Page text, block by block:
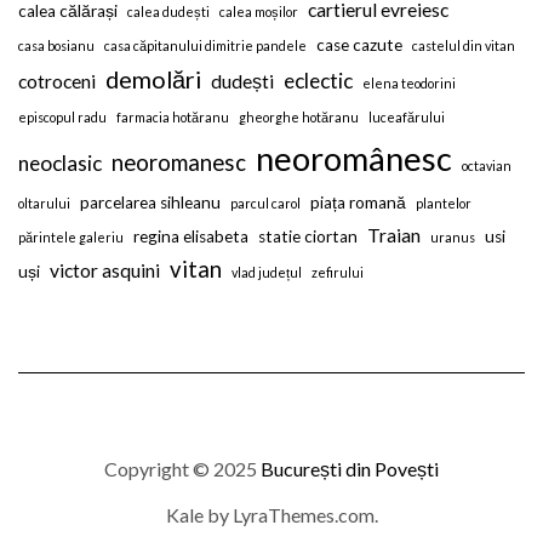
calea călărași calea dudești calea moșilor cartierul evreiesc
casa bosianu casa căpitanului dimitrie pandele case cazute castelul din vitan
cotroceni demolări dudești eclectic elena teodorini
episcopul radu farmacia hotăranu gheorghe hotăranu luceafărului
neoclasic neoromanesc neoromânesc octavian
oltarului parcelarea sihleanu parcul carol piața romană plantelor
părintele galeriu regina elisabeta statie ciortan Traian uranus
usi
uși victor asquini vitan vlad județul zefirului
Copyright © 2025 București din Povești
Kaleby LyraThemes.com.